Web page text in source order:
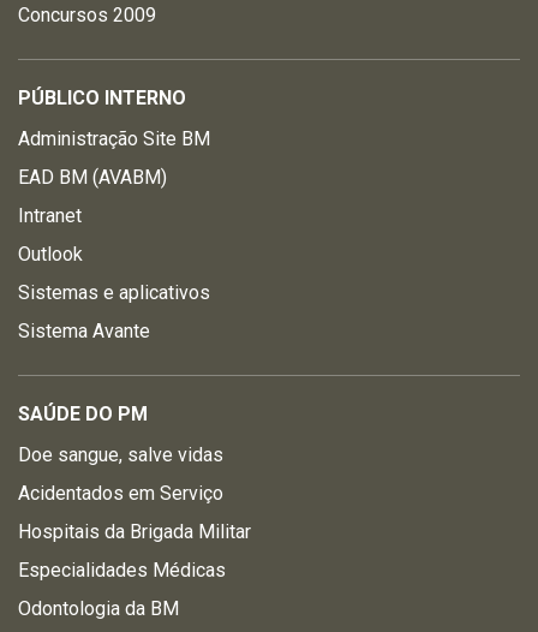
Concursos 2009
PÚBLICO INTERNO
Administração Site BM
EAD BM (AVABM)
Intranet
Outlook
Sistemas e aplicativos
Sistema Avante
SAÚDE DO PM
Doe sangue, salve vidas
Acidentados em Serviço
Hospitais da Brigada Militar
Especialidades Médicas
Odontologia da BM